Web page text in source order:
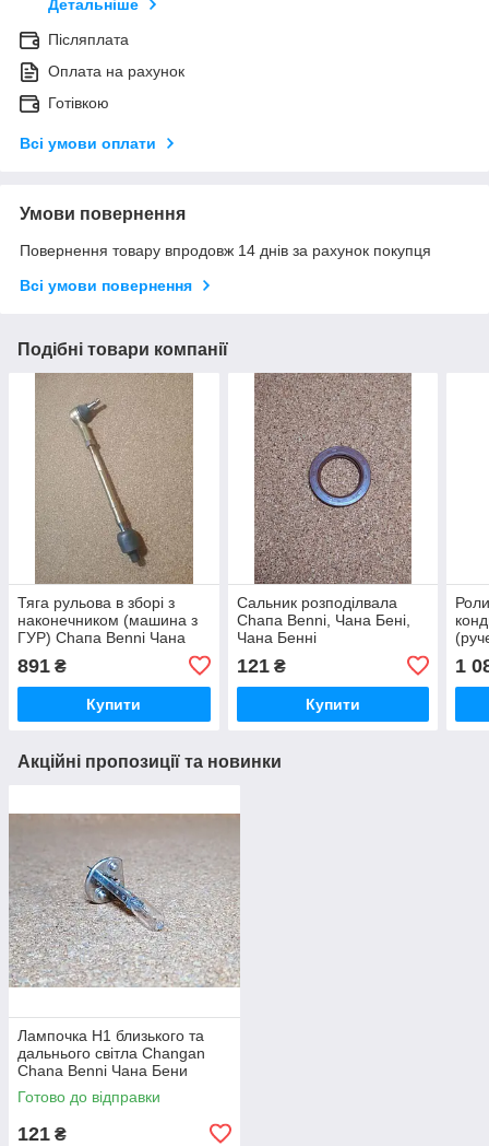
Детальніше
Післяплата
Оплата на рахунок
Готівкою
Всі умови оплати
Умови повернення
Повернення товару впродовж 14 днів за рахунок покупця
Всі умови повернення
Подібні товари компанії
Тяга рульова в зборі з
наконечником (машина з
ГУР) Сһапа Benni Чана
891 ₴
Купити
Сальник розподілвала
Сһапа Benni, Чана Бені,
Чана Бенні
121₴
Купити
1
Акційні пропозиції та новинки
Лампочка Н1 близького та
дальнього світла Changan
Chana Benni Чана Бени
Бенни Бенні Бені
Готово до відправки
121 ₴